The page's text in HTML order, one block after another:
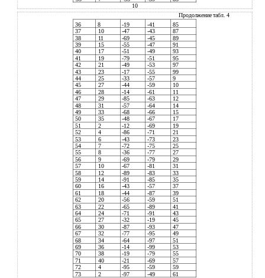
10
Продолжение табл. 4
36
8 -19 -41
85
37
10 -47 -43
87
38
11 -69 -45
89
39
15 -55 -47
91
40
17 -51 -49
93
41
19 -79 -51
95
42
21 -49 -53
97
43
23 -17 -55
99
44
25 -33 -57
9
45
27 -44 -59
10
46
28 -14 -61
11
47
29 -85 -63
12
48
31 -57 -64
14
49
33 -68 -66
15
50
35 -48 -67
17
51
2 -12 -69
19
52
4 -86 -71
21
53
6 -43 -73
23
54
7 -72 -75
25
55
8 -36 -77
27
56
9 -69 -79
29
57
10 -67 -81
31
58
12 -89 -83
33
59
14 -91 -85
35
60
16 -43 -57
37
61
18 -44 -87
39
62
20 -56 -59
51
63
22 -65 -89
41
64
24 -71 -91
43
65
27 -32 -19
45
66
30 -87 -93
47
67
32 -77 -95
49
68
34 -64 -97
51
69
36 -14 -99
53
70
38 -19 -79
55
71
40 -21 -69
57
72
4 -95 -59
59
73
2 -97 -49
61